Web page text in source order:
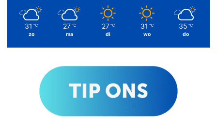
31 ℃
zo
27 ℃
ma
27 ℃
di
31 ℃
wo
35 ℃
do